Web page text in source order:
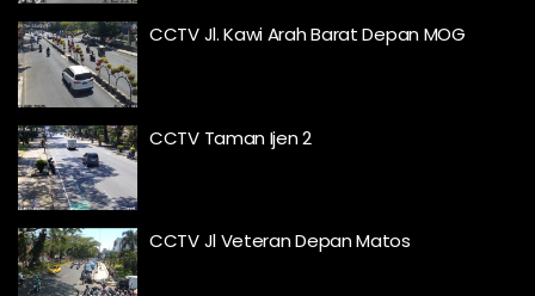
CCTV Jl. Kawi Arah Barat Depan MOG
CCTV Taman Ijen 2
CCTV Jl Veteran Depan Matos